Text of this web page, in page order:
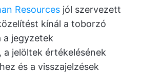
Resources jól szervezett
kínál a toborzó
a jegyzetek
a jelöltek értékelésének
és a visszajelzések